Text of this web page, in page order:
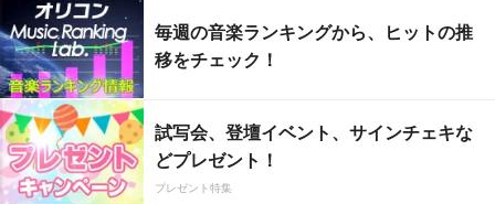
毎週の音楽ランキングから、ヒットの推
移をチェック！
試写会、登壇イベント、サインチェキな
どプレゼント！
プレゼント特集